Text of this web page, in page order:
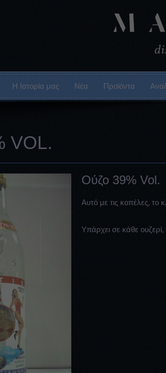
Η Ιστορία μας Νέα Προϊόντα
VOL.
Ούζο 39% Vol.
Αυτό με τις κοπέλες, το
Υπάρχει σε κάθε ουζερί,